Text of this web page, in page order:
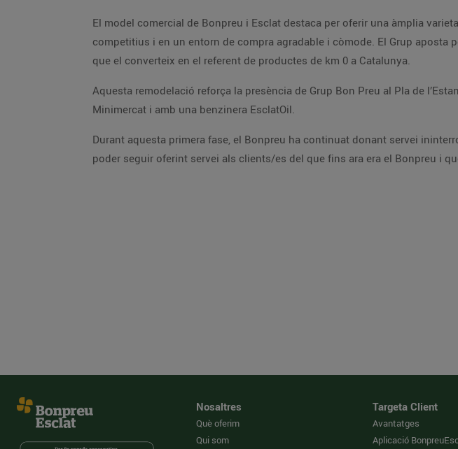
El model comercial de Bonpreu i Esclat destaca per oferir una àmplia
competitius i en un entorn de compra agradable i còmode. El Grup
que el converteix en el referent de productes de km 0 a Catalunya.
Aquesta remodelació reforça la presència de Grup Bon Preu al Pla de
Minimercat i amb una benzinera EsclatOil.
Durant aquesta primera fase, el Bonpreu ha continuat donant servei
poder seguir oferint servei als clients/es del que fins ara era el Bonpreu i
Nosaltres
Què oferim
Qui som
Targeta Client
Avantatges
Aplicació